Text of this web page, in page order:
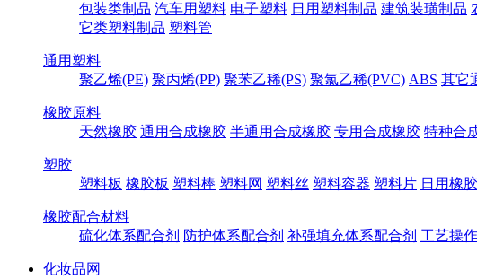
包装类制品 汽车用塑料 电子塑料 日用塑料制品 建筑装璜制品
它类塑料制品 塑料管
通用塑料
聚乙烯(PE) 聚丙烯(PP) 聚苯乙稀(PS) 聚氯乙稀(PVC) ABS 其它
橡胶原料
天然橡胶 通用合成橡胶 半通用合成橡胶 专用合成橡胶 特种合
塑胶
塑料板 橡胶板 塑料棒 塑料网 塑料丝 塑料容器 塑料片 日用橡
橡胶配合材料
硫化体系配合剂 防护体系配合剂 补强填充体系配合剂 工艺操
化妆品网